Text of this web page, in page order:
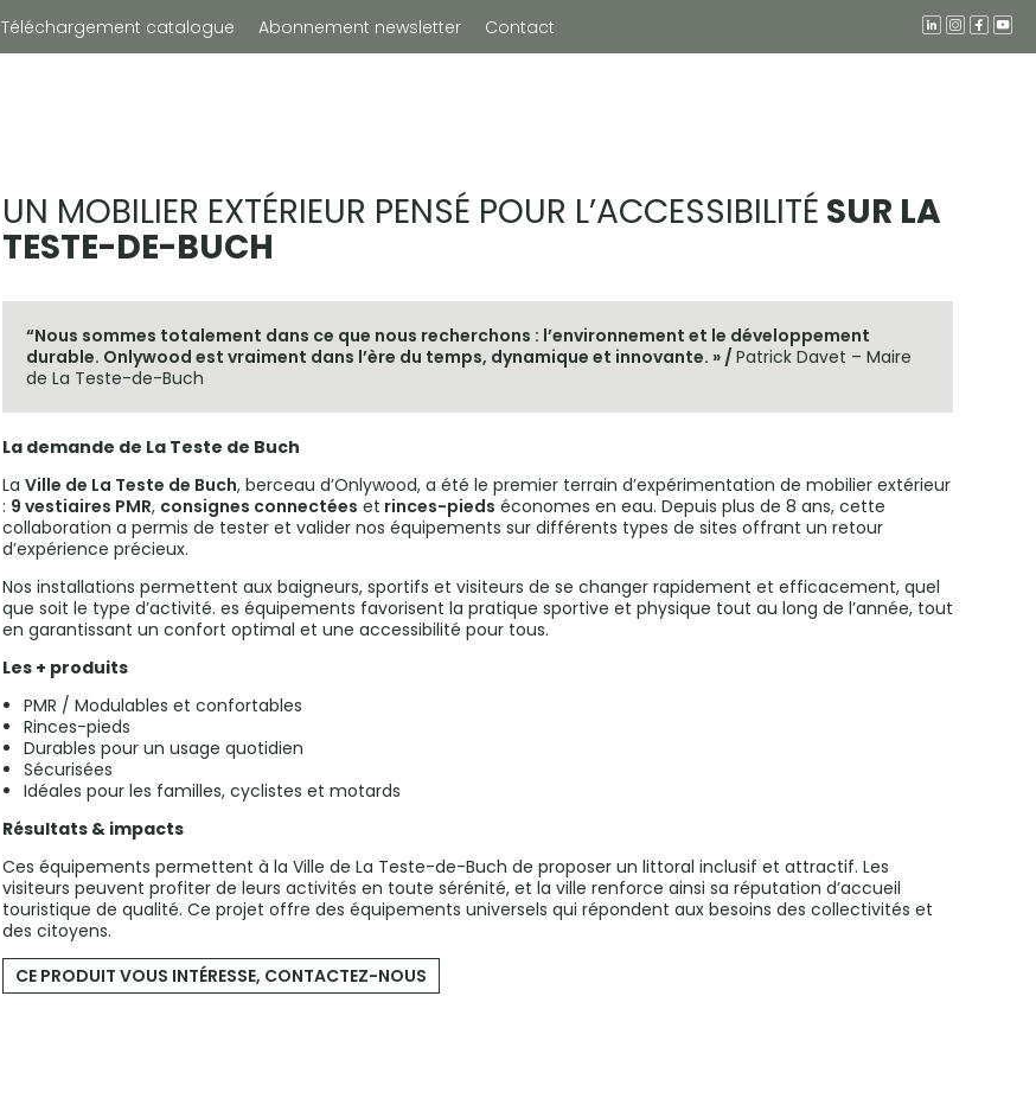
Téléchargement catalogue Abonnement newsletter Contact
UN MOBILIER EXTÉRIEUR PENSÉ POUR L’ACCESSIBILITÉ SUR LA
TESTE-DE-BUCH
“Nous sommes totalement dans ce que nous recherchons : l’environnement et le développement
durable. Onlywood est vraiment dans l’ère du temps, dynamique et innovante. » / Patrick Davet – Maire
de La Teste-de-Buch
La demande de La Teste de Buch
La Ville de La Teste de Buch, berceau d’Onlywood, a été le premier terrain d’expérimentation de mobilier extérieur
: 9 vestiaires PMR, consignes connectées et rinces-pieds économes en eau. Depuis plus de 8 ans, cette
collaboration a permis de tester et valider nos équipements sur différents types de sites offrant un retour
d’expérience précieux.
Nos installations permettent aux baigneurs, sportifs et visiteurs de se changer rapidement et efficacement, quel
que soit le type d’activité. es équipements favorisent la pratique sportive et physique tout au long de l’année, tout
en garantissant un confort optimal et une accessibilité pour tous.
Les + produits
PMR / Modulables et confortables
Rinces-pieds
Durables pour un usage quotidien
Sécurisées
Idéales pour les familles, cyclistes et motards
Résultats & impacts
Ces équipements permettent à la Ville de La Teste-de-Buch de proposer un littoral inclusif et attractif. Les
visiteurs peuvent profiter de leurs activités en toute sérénité, et la ville renforce ainsi sa réputation d’accueil
touristique de qualité. Ce projet offre des équipements universels qui répondent aux besoins des collectivités et
des citoyens.
CE PRODUIT VOUS INTÉRESSE, CONTACTEZ-NOUS